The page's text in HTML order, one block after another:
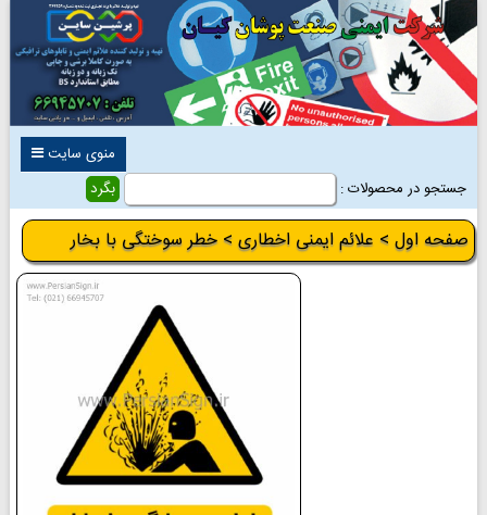
منوی سایت
جستجو در محصولات :
صفحه اول > علائم ایمنی اخطاری > خطر سوختگی با بخار